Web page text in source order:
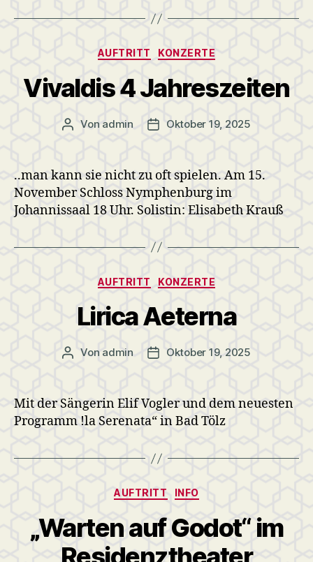
Kategorien
AUFTRITT KONZERTE
Vivaldis 4 Jahreszeiten
Beitragsautor
Von admin Veröffentlichungsdatum
Oktober 19, 2025
..man kann sie nicht zu oft spielen. Am 15.
November Schloss Nymphenburg im
Johannissaal 18 Uhr. Solistin: Elisabeth Krauß
Kategorien
AUFTRITT KONZERTE
Lirica Aeterna
Beitragsautor
Von admin Veröffentlichungsdatum
Oktober 19, 2025
Mit der Sängerin Elif Vogler und dem neuesten
Programm !la Serenata“ in Bad Tölz
Kategorien
AUFTRITT INFO
„Warten auf Godot“ im